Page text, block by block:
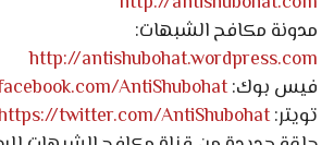
مدونة مكافح الشبهات:
http://antishubohat.wordpress.com
فيس بوك:AntiShubohat
تويتر:twitter.com/AntiShubohat